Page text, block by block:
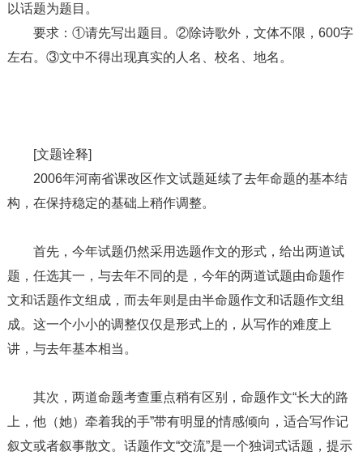
以话题为题目。
要求：①请先写出题目。②除诗歌外，文体不限，600字
左右。③文中不得出现真实的人名、校名、地名。
[文题诠释]
2006年河南省课改区作文试题延续了去年命题的基本结
构，在保持稳定的基础上稍作调整。
首先，今年试题仍然采用选题作文的形式，给出两道试
题，任选其一，与去年不同的是，今年的两道试题由命题作
文和话题作文组成，而去年则是由半命题作文和话题作文组
成。这一个小小的调整仅仅是形式上的，从写作的难度上
讲，与去年基本相当。
其次，两道命题考查重点稍有区别，命题作文“长大的路
上，他（她）牵着我的手”带有明显的情感倾向，适合写作记
叙文或者叙事散文。话题作文“交流”是一个独词式话题，提示